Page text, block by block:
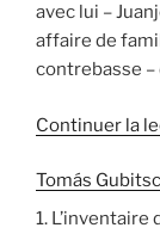
avec lui –
affaire de
contrebasse
Continuer la
Tomás
1. L’inventaire